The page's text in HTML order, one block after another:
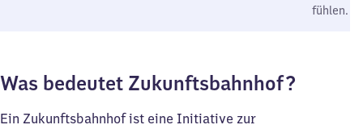
fühlen.
Was bedeutet Zukunftsbahnhof?
Ein Zukunftsbahnhof ist eine Initiative zur